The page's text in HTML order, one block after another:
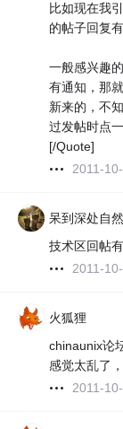
比如现在我
的帖子回复
一般感兴趣
有通知，那就
新来的，不
过发帖时点
[/Quote]
2011-
呆到深处自
技术区回帖
2011-
火狐狸
chinaunix论
感觉太乱了
2011-